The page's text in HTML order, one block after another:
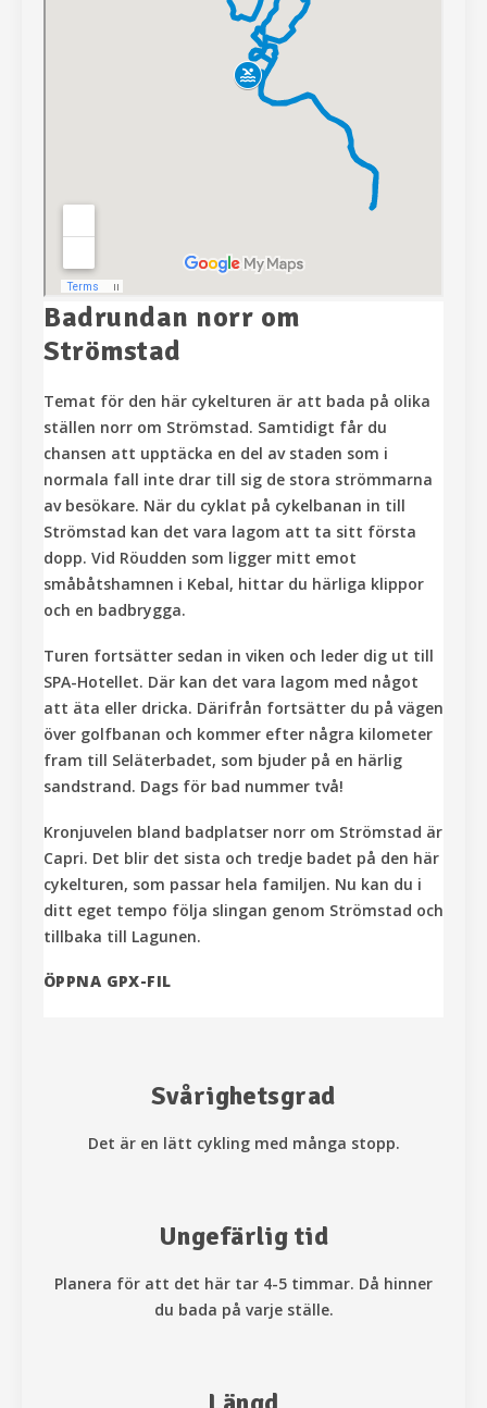
Badrundan norr om
Strömstad
Temat för den här cykelturen är att bada på olika
ställen norr om Strömstad. Samtidigt får du
chansen att upptäcka en del av staden som i
normala fall inte drar till sig de stora strömmarna
av besökare. När du cyklat på cykelbanan in till
Strömstad kan det vara lagom att ta sitt första
dopp. Vid Röudden som ligger mitt emot
småbåtshamnen i Kebal, hittar du härliga klippor
och en badbrygga.
Turen fortsätter sedan in viken och leder dig ut till
SPA-Hotellet. Där kan det vara lagom med något
att äta eller dricka. Därifrån fortsätter du på vägen
över golfbanan och kommer efter några kilometer
fram till Seläterbadet, som bjuder på en härlig
sandstrand. Dags för bad nummer två!
Kronjuvelen bland badplatser norr om Strömstad är
Capri. Det blir det sista och tredje badet på den här
cykelturen, som passar hela familjen. Nu kan du i
ditt eget tempo följa slingan genom Strömstad och
tillbaka till Lagunen.
ÖPPNA GPX-FIL
Svårighetsgrad
Det är en lätt cykling med många stopp.
Ungefärlig tid
Planera för att det här tar 4-5 timmar. Då hinner
du bada på varje ställe.